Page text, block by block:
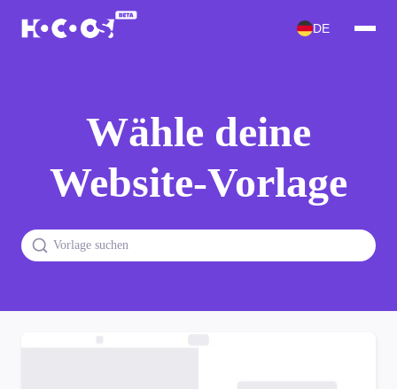
DE
Wähle deine
Website-Vorlage